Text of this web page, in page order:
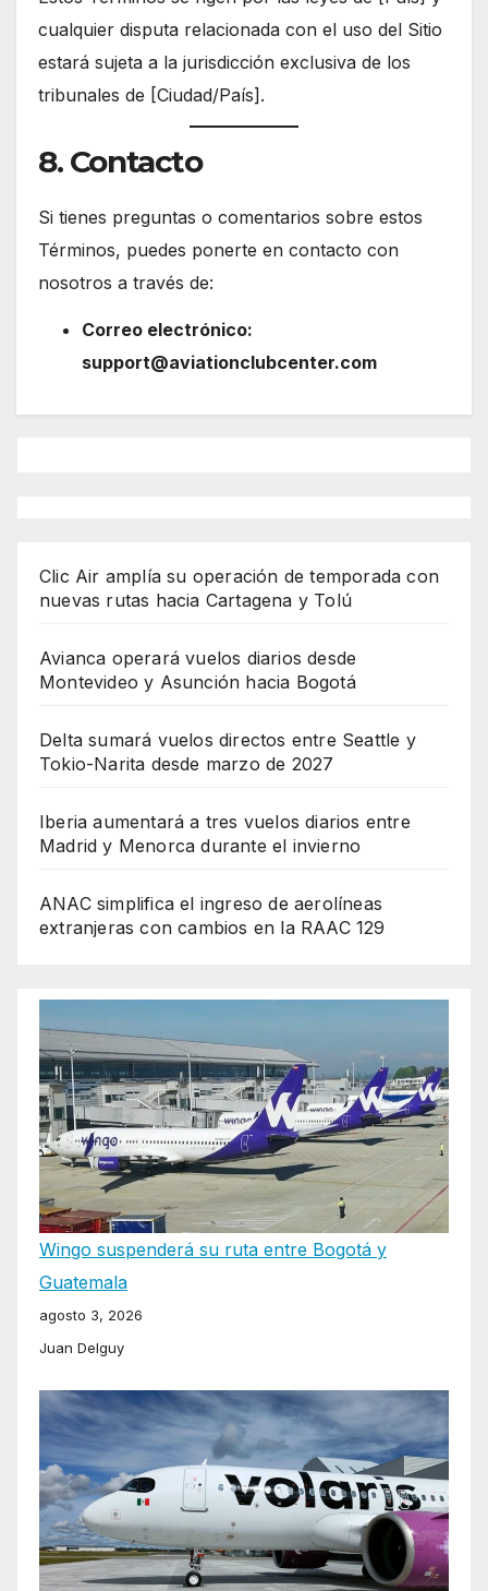
cualquier disputa relacionada con el uso del Sitio
estará sujeta a la jurisdicción exclusiva de los
tribunales de [Ciudad/País].
8. Contacto
Si tienes preguntas o comentarios sobre estos
Términos, puedes ponerte en contacto con
nosotros a través de:
Correo electrónico:
support@aviationclubcenter.com
Clic Air amplía su operación de temporada con
nuevas rutas hacia Cartagena y Tolú
Avianca operará vuelos diarios desde
Montevideo y Asunción hacia Bogotá
Delta sumará vuelos directos entre Seattle y
Tokio-Narita desde marzo de 2027
Iberia aumentará a tres vuelos diarios entre
Madrid y Menorca durante el invierno
ANAC simplifica el ingreso de aerolíneas
extranjeras con cambios en la RAAC 129
Wingo suspenderá su ruta entre Bogotá y
Guatemala
agosto 3, 2026
Juan Delguy